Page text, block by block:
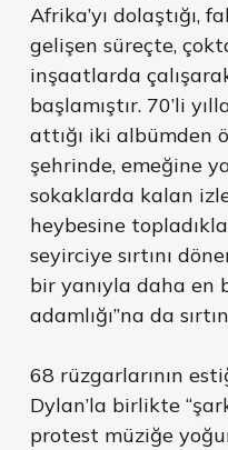
Afrika’yı dolaştığı,
gelişen süreçte,
inşaatlarda
başlamıştır. 70’li
attığı iki albümden
şehrinde, emeğine
sokaklarda kalan
heybesine
seyirciye sırtını
bir yanıyla daha en
adamlığı”na da
68 rüzgarlarının
Dylan’la birlikte
protest müziğe